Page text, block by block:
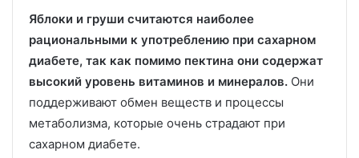
Яблоки и груши считаются наиболее
рациональными к употреблению при сахарном
диабете, так как помимо пектина они содержат
высокий уровень витаминов и минералов. Они
поддерживают обмен веществ и процессы
метаболизма, которые очень страдают при
сахарном диабете.